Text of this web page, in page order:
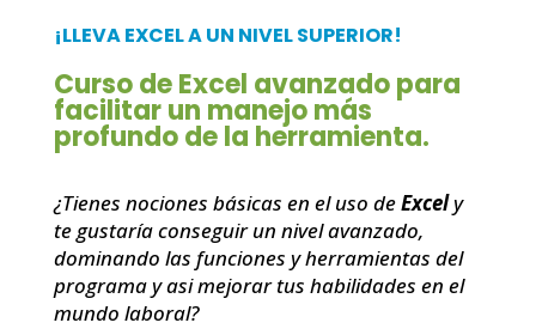
¡LLEVA EXCEL A UN NIVEL SUPERIOR!
Curso de Excel avanzado para
facilitar un manejo más
profundo de la herramienta.
¿Tienes nociones básicas en el uso deExcely
te gustaría conseguir un nivel avanzado,
dominando las funciones y herramientas del
programa y asi mejorar tus habilidades en el
mundo laboral?